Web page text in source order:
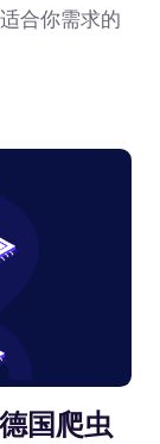
合你需求的
国爬虫